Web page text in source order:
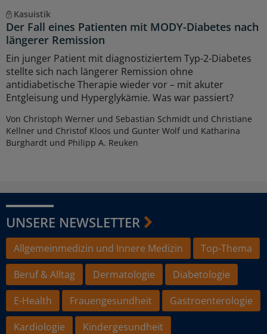
Kasuistik
Der Fall eines Patienten mit MODY-Diabetes nach
längerer Remission
Ein junger Patient mit diagnostiziertem Typ-2-Diabetes
stellte sich nach längerer Remission ohne
antidiabetische Therapie wieder vor – mit akuter
Entgleisung und Hyperglykämie. Was war passiert?
Von Christoph Werner und Sebastian Schmidt und Christiane
Kellner und Christof Kloos und Gunter Wolf und Katharina
Burghardt und Philipp A. Reuken
UNSERE NEWSLETTER
Allgemeinmedizin und Innere Medizin
Top-Thema
Beruf & Alltag
Dermatologie
Diabetologie
E-Health
Frauengesundheit
Gastroenterologie
Kardiologie
Kindergesundheit